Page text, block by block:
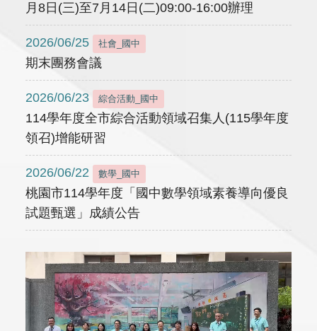
月8日(三)至7月14日(二)09:00-16:00辦理
2026/06/25 社會_國中
期末團務會議
2026/06/23 綜合活動_國中
114學年度全市綜合活動領域召集人(115學年度
領召)增能研習
2026/06/22 數學_國中
桃園市114學年度「國中數學領域素養導向優良
試題甄選」成績公告